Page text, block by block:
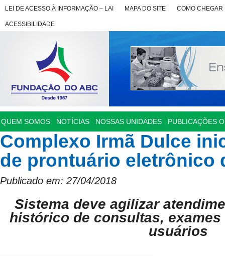
LEI DE ACESSO À INFORMAÇÃO – LAI MAPA DO SITE COMO CHEGAR
ACESSIBILIDADE
QUEM SOMOS NOTÍCIAS NOSSAS UNIDADES PUBLICAÇÕES
Complexo Irmã Dulce
de prontuário eletrônico
Publicado em: 27/04/2018
Sistema deve agilizar
histórico de consultas,
usuários